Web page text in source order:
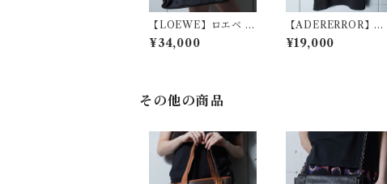
【LOEWE】ロエベ ア
ナグラムロゴ総柄レザ
ーハンドルキャンバス
¥34,000
【ADERERROR】ア
ーダーエラー 未使用品
ロゴ刺繍Tシャツ blac
¥19,000
その他の商品